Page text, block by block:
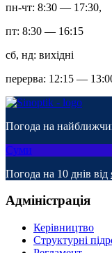
пн-чт: 8:30 — 17:30,
пт: 8:30 — 16:15
сб, нд: вихідні
перерва: 12:15 —
Погода на
Суми
Погода на 10 днів від
Адміністрація
Керівництво
Структурні